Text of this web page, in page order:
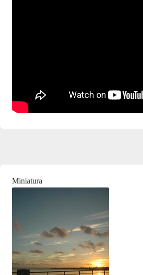
Miniatura